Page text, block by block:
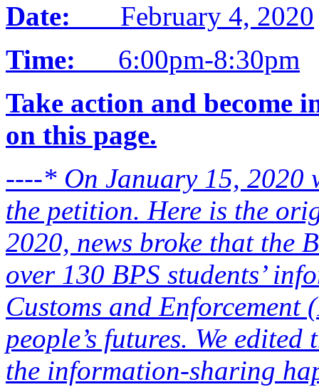
Date: February 4, 2020
Time: 6:00pm-8:30pm
Take action and become
on this page.
----* On January 15, 2020
the petition. Here is the
2020, news broke that the
over 130 BPS students’
Customs and
people’s futures. We
the information-sharing